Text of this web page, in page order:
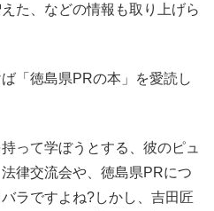
た、などの情報も取り上げら
「徳島県PRの本」を愛読し
って学ぼうとする、彼のピュ
律交流会や、徳島県PRにつ
ラですよね?しかし、吉田匠